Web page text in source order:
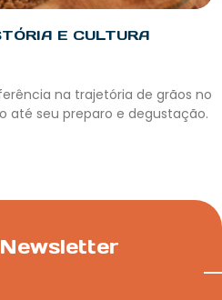
E CULTURA
na trajetória de grãos no
até seu preparo e degustação.